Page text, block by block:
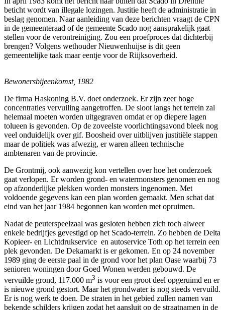
beticht wordt van illegale lozingen. Justitie heeft de administratie in
beslag genomen. Naar aanleiding van deze berichten vraagt de CPN
in de gemeenteraad of de gemeente Scado nog aansprakelijk gaat
stellen voor de verontreiniging. Zou een proefproces dat dichterbij
brengen? Volgens wethouder Nieuwenhuijse is dit geen
gemeentelijke taak maar eentje voor de Riijksoverheid.
Bewonersbijeenkomst, 1982
De firma Haskoning B.V. doet onderzoek. Er zijn zeer hoge
concentraties vervuiling aangetroffen. De sloot langs het terrein zal
helemaal moeten worden uitgegraven omdat er op diepere lagen
tolueen is gevonden. Op de zoveelste voorlichtingsavond bleek nog
veel onduidelijk over gif. Boosheid over uitblijven justitiële stappen
maar de politiek was afwezig, er waren alleen technische
ambtenaren van de provincie.
De Grontmij, ook aanwezig kon vertellen over hoe het onderzoek
gaat verlopen. Er worden grond- en watermonsters genomen en nog
op afzonderlijke plekken worden monsters ingenomen. Met
voldoende gegevens kan een plan worden gemaakt. Men schat dat
eind van het jaar 1984 begonnen kan worden met opruimen.
Nadat de peuterspeelzaal was gesloten hebben zich toch alweer
enkele bedrijfjes gevestigd op het Scado-terrein. Zo hebben de Delta
Kopieer- en Lichtdrukservice en autoservice Toth op het terrein een
plek gevonden. De Dekamarkt is er gekomen. En op 24 november
1989 ging de eerste paal in de grond voor het plan Oase waarbij 73
senioren woningen door Goed Wonen werden gebouwd. De
vervuilde grond, 117.000 m3 is voor een groot deel opgeruimd en er
is nieuwe grond gestort. Maar het grondwater is nog steeds vervuild.
Er is nog werk te doen. De straten in het gebied zullen namen van
bekende schilders krijgen zodat het aansluit op de straatnamen in de